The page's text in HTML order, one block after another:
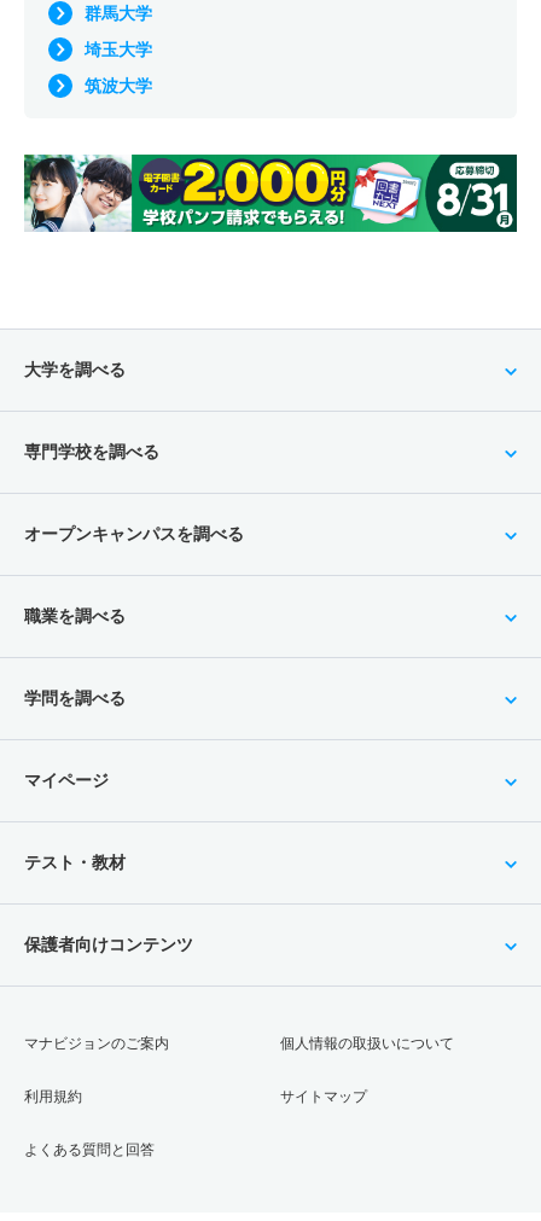
群馬大学
埼玉大学
筑波大学
大学を調べる
専門学校を調べる
オープンキャンパスを調べる
職業を調べる
学問を調べる
マイページ
テスト・教材
保護者向けコンテンツ
マナビジョンのご案内
利用規約
よくある質問と回答
個人情報の取扱いについて
サイトマップ